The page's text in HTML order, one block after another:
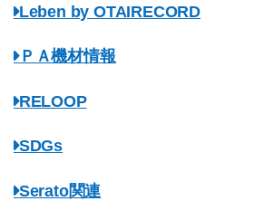
Leben by OTAIRECORD
ＰＡ機材情報
RELOOP
SDGs
Serato関連